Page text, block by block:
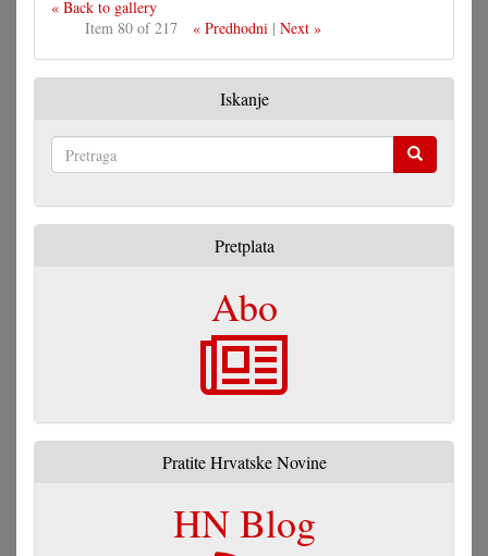
« Back to gallery
Item 80 of 217
« Predhodni| Next »
Iskanje
Pretplata
Abo
Pratite Hrvatske Novine
HN Blog